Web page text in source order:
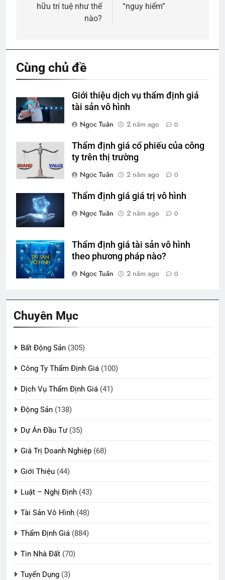
hữu trí tuệ như thế
nào?
“nguy hiểm”
Cùng chủ đề
Giới thiệu dịch vụ thẩm định giá
tài sản vô hình
Ngọc Tuân
2 năm ago 0
Thẩm định giá cổ phiếu của công
ty trên thị trường
Ngọc Tuân
2 năm ago 0
Thẩm định giá giá trị vô hình
Ngọc Tuân
2 năm ago 0
Thẩm định giá tài sản vô hình
theo phương pháp nào?
Ngọc Tuân
2 năm ago 0
Chuyên Mục
Bất Động Sản (305)
Công Ty Thẩm Định Giá (100)
Dịch Vụ Thẩm Định Giá (41)
Động Sản (138)
Dự Án Đầu Tư(35)
Giá Trị Doanh Nghiệp (68)
Giới Thiệu (44)
Luật – Nghị Định (43)
Tài Sản Vô Hình (48)
Thẩm Định Giá (884)
Tin Nhà Đất (70)
Tuyển Dụng (3)